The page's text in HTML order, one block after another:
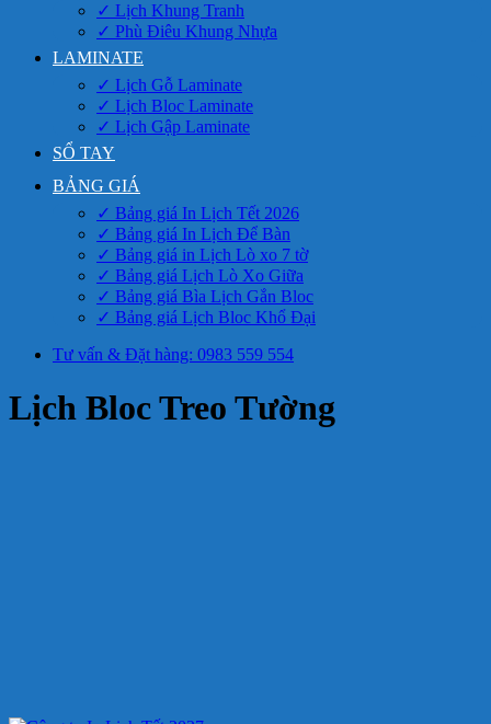
✓ Lịch Khung Tranh
✓ Phù Điêu Khung Nhựa
LAMINATE
✓ Lịch Gỗ Laminate
✓ Lịch Bloc Laminate
✓ Lịch Gập Laminate
SỔ TAY
BẢNG GIÁ
✓ Bảng giá In Lịch Tết 2026
✓ Bảng giá In Lịch Để Bàn
✓ Bảng giá in Lịch Lò xo 7 tờ
✓ Bảng giá Lịch Lò Xo Giữa
✓ Bảng giá Bìa Lịch Gắn Bloc
✓ Bảng giá Lịch Bloc Khổ Đại
Tư vấn & Đặt hàng: 0983 559 554
Lịch Bloc Treo Tường